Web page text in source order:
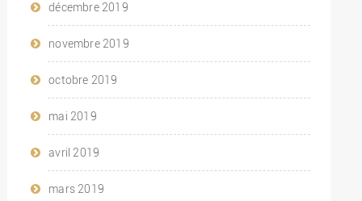
décembre 2019
novembre 2019
octobre 2019
mai 2019
avril 2019
mars 2019